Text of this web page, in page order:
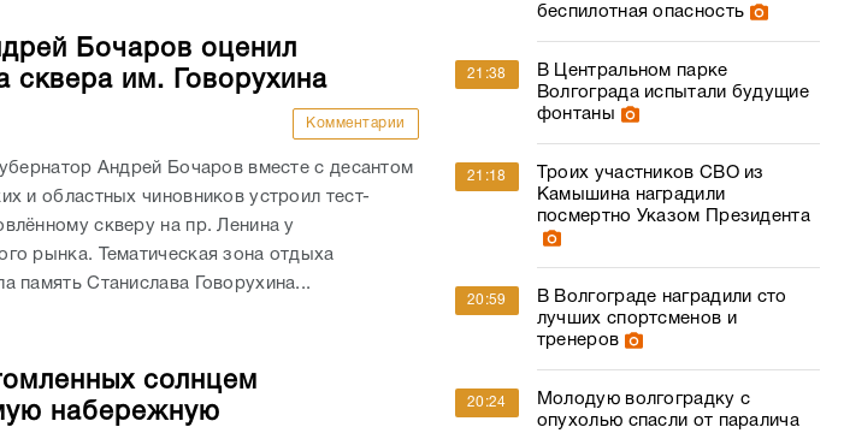
Бочаров оценил
сквера им. Говорухина
Комментарии
Андрей Бочаров вместе с десантом
и областных чиновников устроил тест-
скверу на пр. Ленина у
рынка. Тематическая зона отдыха
память Станислава Говорухина...
солнцем
набережную
беспилотная опасность
21:38
В Центральном парке
Волгограда испытали будущие
фонтаны
21:18
Троих участников СВО из
Камышина наградили
посмертно Указом Президента
20:59
В Волгограде наградили сто
лучших спортсменов и
тренеров
20:24
Молодую волгоградку с
опухолью спасли от паралича